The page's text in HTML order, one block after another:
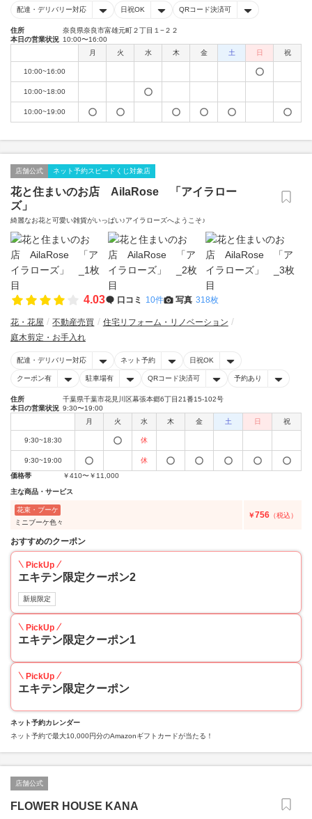
配達・デリバリー対応 日祝OK QRコード決済可
住所
奈良県奈良市富雄元町２丁目１−２２
本日の営業状況 10:00〜16:00
月
火 水 木 金 土 日 祝
10:00~16:00
10:00~18:00
10:00~19:00
店舗公式 ネット予約スピードくじ対象店
花と住まいのお店 AilaRose 「アイラロー
ズ」
綺麗なお花と可愛い雑貨がいっぱい♪アイラローズへようこそ♪
4.03 口コミ 10件 写真 318枚
花・花屋 不動産売買
住宅リフォーム・リノベーション
庭木剪定・お手入れ
配達・デリバリー対応 ネット予約 日祝OK
クーポン有 駐車場有 QRコード決済可 予約あり
住所
千葉県千葉市花見川区幕張本郷6丁目21番15-102号
本日の営業状況 9:30〜19:00
月
火 水 木 金 土 日 祝
9:30~18:30 休
9:30~19:00
休
価格帯
￥410〜￥11,000
主な商品・サービス
花束・ブーケ
ミニブーケ色々
￥756 （税込）
おすすめのクーポン
PickUp
エキテン限定クーポン2
新規限定
PickUp
エキテン限定クーポン1
PickUp
エキテン限定クーポン
ネット予約カレンダー
ネット予約で最大10,000円分のAmazonギフトカードが当たる！
店舗公式
FLOWER HOUSE KANA